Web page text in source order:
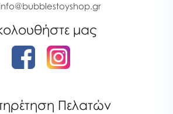
μας
Πελατών